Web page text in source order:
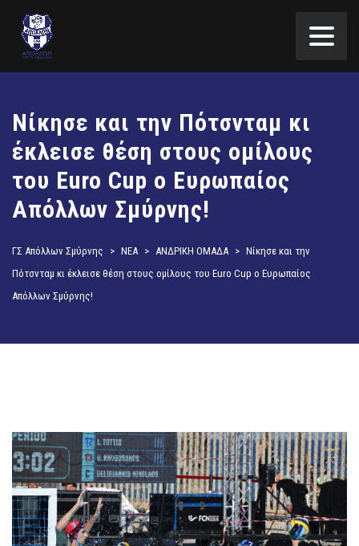
Νίκησε και την Πότσνταμ κι
έκλεισε θέση στους ομίλους
του Euro Cup ο Ευρωπαίος
Απόλλων Σμύρνης!
ΓΣ Απόλλων Σμύρνης > ΝΕΑ > ΑΝΔΡΙΚΗ ΟΜΑΔΑ > Νίκησε και την
Πότσνταμ κι έκλεισε θέση στους ομίλους του Euro Cup ο Ευρωπαίος
Απόλλων Σμύρνης!